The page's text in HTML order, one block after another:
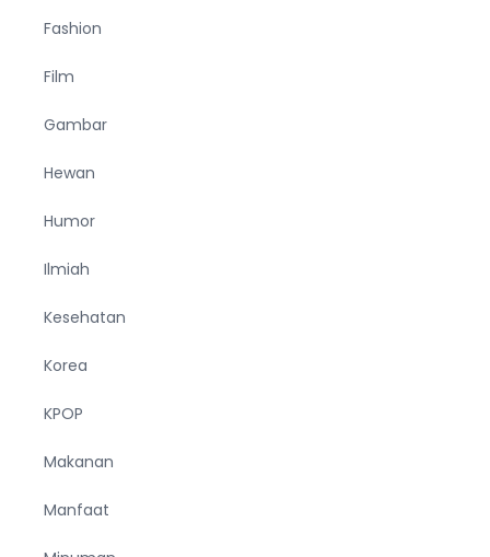
Fashion
Film
Gambar
Hewan
Humor
Ilmiah
Kesehatan
Korea
KPOP
Makanan
Manfaat